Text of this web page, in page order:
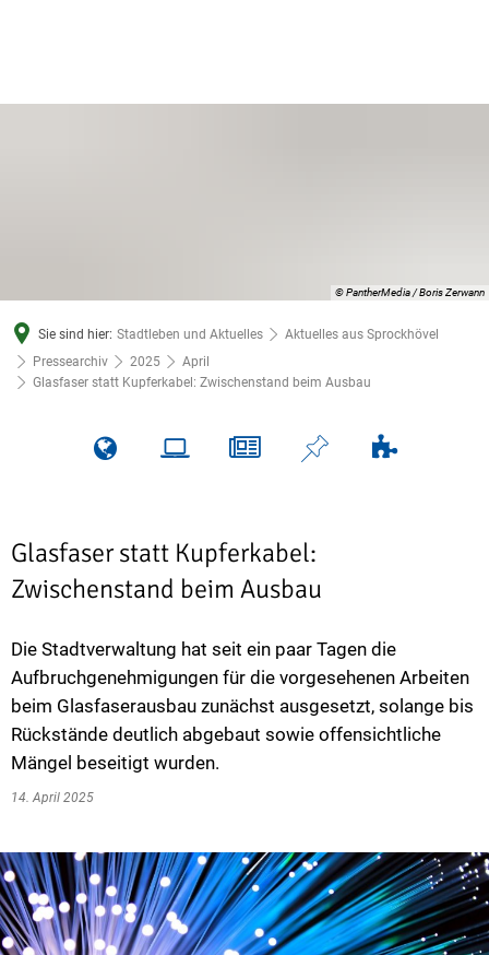
© PantherMedia / Boris Zerwann
Sie sind hier: Stadtleben und Aktuelles
Aktuelles aus Sprockhövel
Pressearchiv
2025
April
Glasfaser statt Kupferkabel: Zwischenstand beim Ausbau
Glasfaser statt Kupferkabel:
Zwischenstand beim Ausbau
Die Stadtverwaltung hat seit ein paar Tagen die
Aufbruchgenehmigungen für die vorgesehenen Arbeiten
beim Glasfaserausbau zunächst ausgesetzt, solange bis
Rückstände deutlich abgebaut sowie offensichtliche
Mängel beseitigt wurden.
14. April 2025